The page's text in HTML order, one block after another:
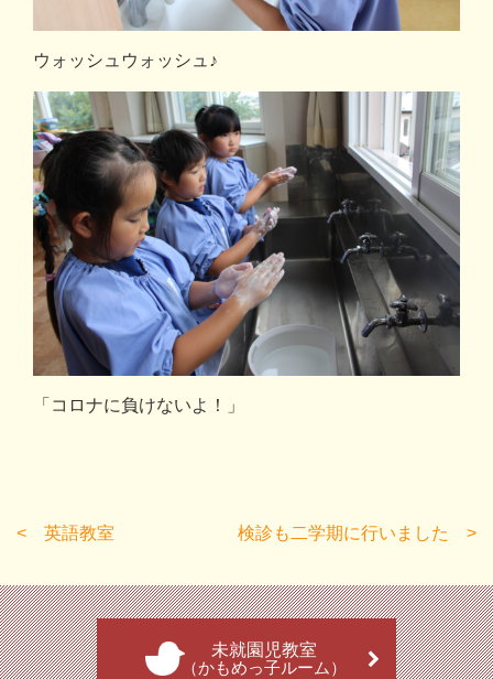
ウォッシュウォッシュ♪
「コロナに負けないよ！」
英語教室 検診も二学期に行いました
未就園児教室
（かもめっ子ルーム）